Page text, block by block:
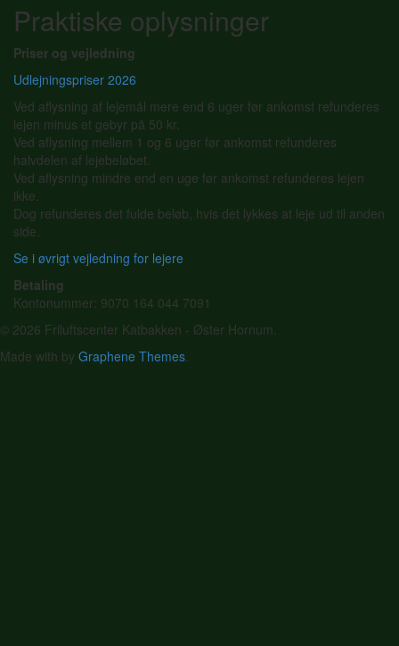
Praktiske oplysninger
Priser og vejledning
Udlejningspriser 2026
Ved aflysning af lejemål mere end 6 uger før ankomst refunderes
lejen minus et gebyr på 50 kr.
Ved aflysning mellem 1 og 6 uger før ankomst refunderes
halvdelen af lejebeløbet.
Ved aflysning mindre end en uge før ankomst refunderes lejen
ikke.
Dog refunderes det fulde beløb, hvis det lykkes at leje ud til anden
side.
Se i øvrigt vejledning for lejere
Betaling
Kontonummer: 9070 164 044 7091
© 2026 Friluftscenter Katbakken - Øster Hornum.
Made with by Graphene Themes.